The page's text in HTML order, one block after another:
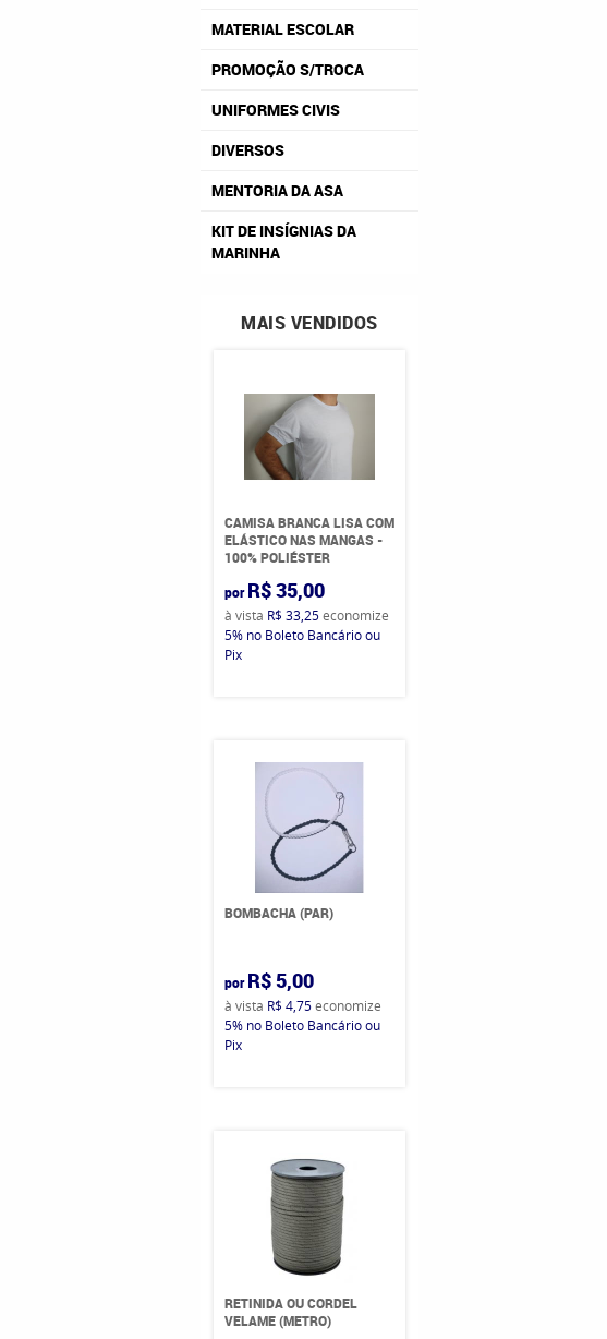
MATERIAL ESCOLAR
PROMOÇÃO S/TROCA
UNIFORMES CIVIS
DIVERSOS
MENTORIA DA ASA
KIT DE INSÍGNIAS DA
MARINHA
MAIS VENDIDOS
CAMISA BRANCA LISA COM
ELÁSTICO NAS MANGAS -
100% POLIÉSTER
por R$ 35,00
à vista R$ 33,25economize
5% no Boleto Bancário ou
Pix
BOMBACHA (PAR)
por R$ 5,00
à vista R$ 4,75economize
5% no Boleto Bancário ou
Pix
RETINIDA OU CORDEL
VELAME (METRO)